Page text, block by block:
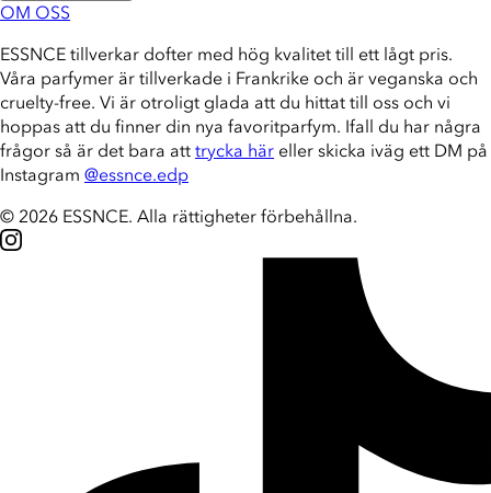
OM OSS
ESSNCE tillverkar dofter med hög kvalitet till ett lågt pris.
Våra parfymer är tillverkade i Frankrike och är veganska och
cruelty-free. Vi är otroligt glada att du hittat till oss och vi
hoppas att du finner din nya favoritparfym. Ifall du har några
frågor så är det bara atttrycka här eller skicka iväg ett DM på
Instagram @essnce.edp
© 2026 ESSNCE. Alla rättigheter förbehållna.